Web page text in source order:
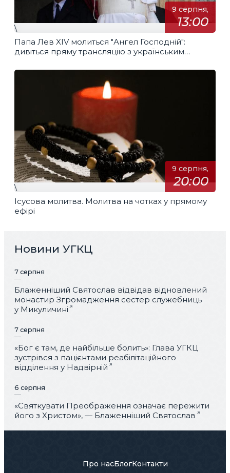
9 серпня,
13:00
\
Папа Лев XIV молиться "Ангел Господній":
дивіться пряму трансляцію з українським
9 серпня,
20:00
\
Ісусова молитва. Молитва на чотках у прямому
ефірі
Новини УГКЦ
7 серпня
Блаженніший Святослав відвідав відновлений
монастир Згромадження сестер служебниць
у Микуличині
7 серпня
«Бог є там, де найбільше болить»: Глава УГКЦ
зустрівся з пацієнтами реабілітаційного
відділення у Надвірній
6 серпня
«Святкувати Преображення означає пережити
його з Христом», — Блаженніший Святослав
Про насБлогКонтакти